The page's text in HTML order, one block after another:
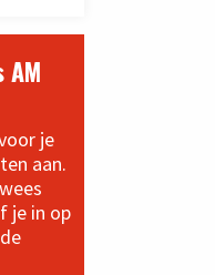
AM
je
aan.
je in op